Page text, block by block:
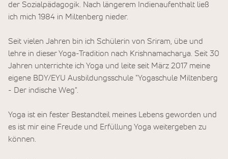
der Sozialpädagogik. Nach längerem Indienaufenthalt ließ
ich mich 1984 in Miltenberg nieder.
Seit vielen Jahren bin ich Schülerin von Sriram, übe und
lehre in dieser Yoga-Tradition nach Krishnamacharya. Seit 30
Jahren unterrichte ich Yoga und leite seit März 2017 meine
eigene BDY/EYU Ausbildungsschule "Yogaschule Miltenberg
- Der indische Weg".
Yoga ist ein fester Bestandteil meines Lebens geworden und
es ist mir eine Freude und Erfüllung Yoga weitergeben zu
können.